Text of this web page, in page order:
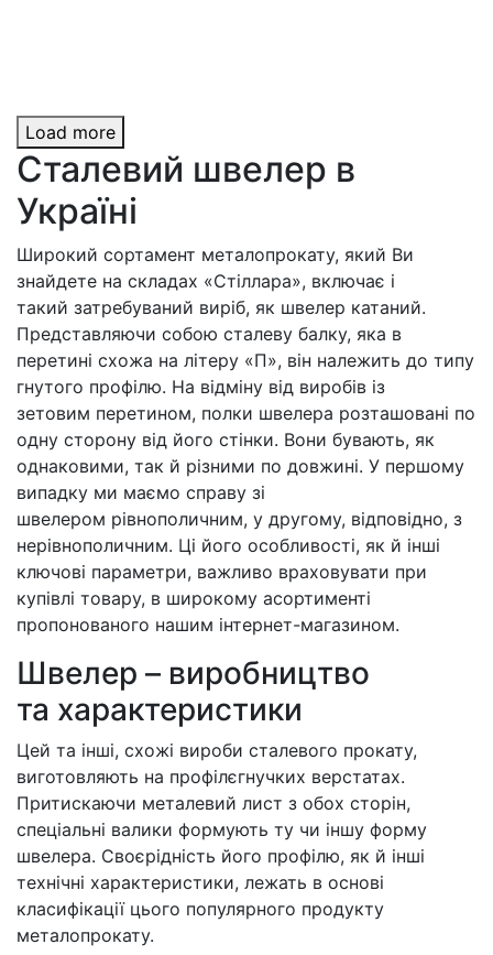
Load more
Сталевий швелер в
Україні
Широкий сортамент металопрокату, який Ви
знайдете на складах «Стіллара», включає і
такий затребуваний виріб, як швелер катаний.
Представляючи собою сталеву балку, яка в
перетині схожа на літеру «П», він належить до типу
гнутого профілю. На відміну від виробів із
зетовим перетином, полки швелера розташовані по
одну сторону від його стінки. Вони бувають, як
однаковими, так й різними по довжині. У першому
випадку ми маємо справу зі
швелером рівнополичним, у другому, відповідно, з
нерівнополичним. Ці його особливості, як й інші
ключові параметри, важливо враховувати при
купівлі товару, в широкому асортименті
пропонованого нашим інтернет-магазином.
Швелер – виробництво
та характеристики
Цей та інші, схожі вироби сталевого прокату,
виготовляють на профілєгнучких верстатах.
Притискаючи металевий лист з обох сторін,
спеціальні валики формують ту чи іншу форму
швелера. Своєрідність його профілю, як й інші
технічні характеристики, лежать в основі
класифікації цього популярного продукту
металопрокату.